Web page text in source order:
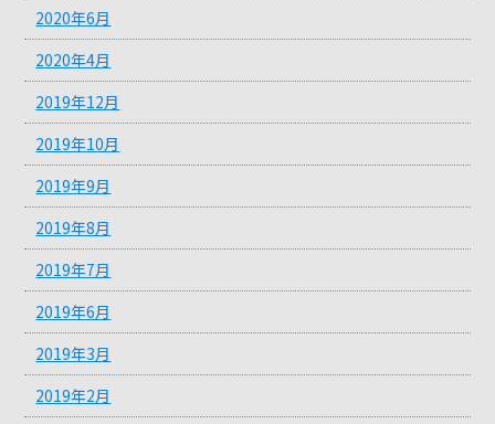
2020年6月
2020年4月
2019年12月
2019年10月
2019年9月
2019年8月
2019年7月
2019年6月
2019年3月
2019年2月